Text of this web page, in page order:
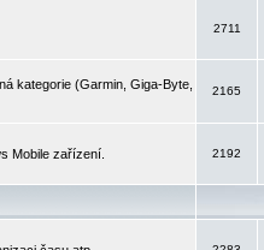
2711
kategorie (Garmin, Giga-Byte,
2165
Mobile zařízení.
2192